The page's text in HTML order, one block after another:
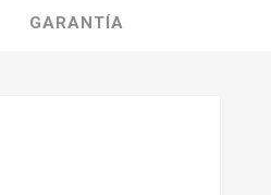
GARANTÍA